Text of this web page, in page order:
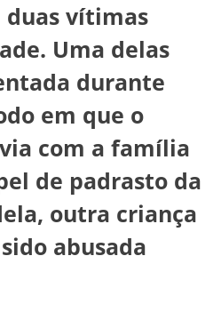
duas vítimas
Uma delas
durante
em que o
com a família
de padrasto da
outra criança
abusada